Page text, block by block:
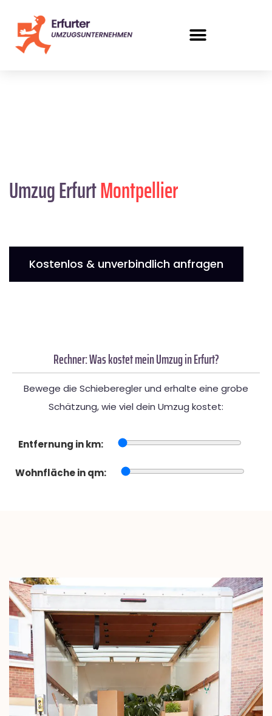
Umzug ErfurtMontpellier
Kostenlos & unverbindlich anfragen
Rechner: Was kostet mein Umzug in Erfurt?
Bewege die Schieberegler und erhalte eine grobe
Schätzung, wie viel dein Umzug kostet:
Entfernung in km:
Wohnfläche in qm: